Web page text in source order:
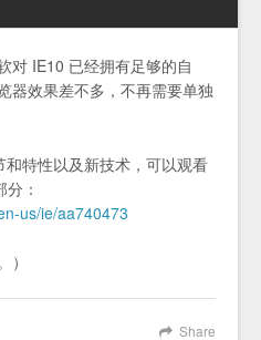
对 IE10 已经拥有足够的自
器效果差不多，不再需要单独
特性以及新技术，可以观看
：
us/ie/aa740473
Share